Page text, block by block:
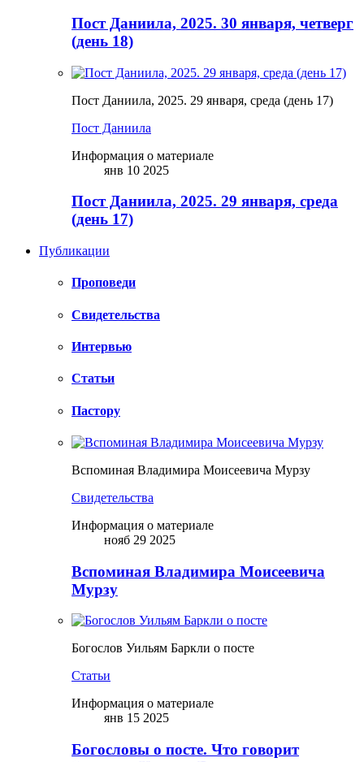
Пост Даниила, 2025. 30 января, четверг
(день 18)
Пост Даниила, 2025. 29 января, среда (день 17)
Пост Даниила
Информация о материале
янв 10 2025
Пост Даниила, 2025. 29 января, среда
(день 17)
Публикации
Проповеди
Свидетельства
Интервью
Статьи
Пастору
Вспоминая Владимира Моисеевича Мурзу
Свидетельства
Информация о материале
нояб 29 2025
Вспоминая Владимира Моисеевича
Мурзу
Богослов Уильям Баркли о посте
Статьи
Информация о материале
янв 15 2025
Богословы о посте. Что говорит